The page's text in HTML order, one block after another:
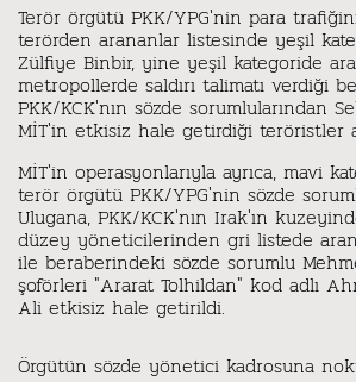
Terör örgütü PKK/YPG'nin para
terörden arananlar listesinde yeşil
Zülfiye Binbir, yine yeşil kategoride
metropollerde saldırı talimatı verdiği
PKK/KCK'nın sözde sorumlularından
MİT'in etkisiz hale getirdiği teröristler
MİT'in operasyonlarıyla ayrıca, mavi
terör örgütü PKK/YPG'nin sözde
Ulugana, PKK/KCK'nın Irak'ın
düzey yöneticilerinden gri listede
ile beraberindeki sözde sorumlu
şoförleri "Ararat Tolhildan" kod adlı
Ali etkisiz hale getirildi.
Örgütün sözde yönetici kadrosuna